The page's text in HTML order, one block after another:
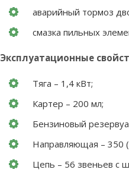
аварийный тормоз
смазка пильных
Эксплуатационные
Тяга – 1,4 кВт;
Картер – 200 мл;
Бензиновый
Направляющая – 350
Цепь – 56 звеньев с